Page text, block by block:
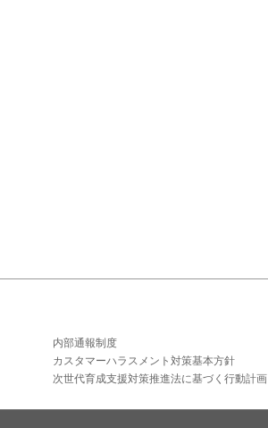
内部通報制度
カスタマーハラスメント対策基本方針
次世代育成支援対策推進法に基づく行動計画